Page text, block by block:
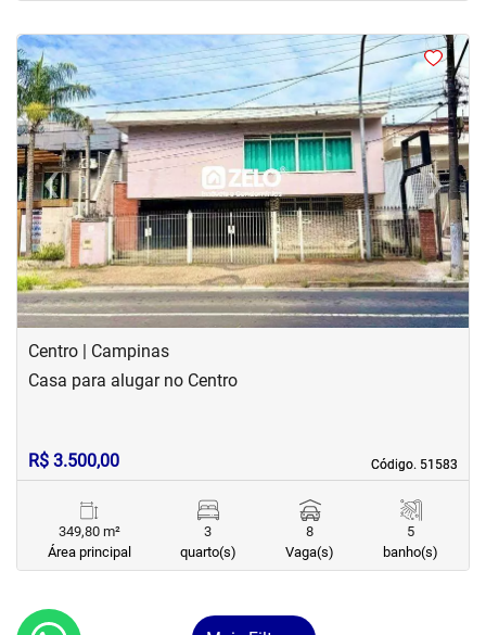
<<<<
‹Previous ›Next
Centro | Campinas
Código. 51583
Código. 51583
Casa para alugar no Centro
R$ 3.500,00
349,80 m²
Área principal
3
quarto(s)
8
Vaga(s)
5
banho(s)